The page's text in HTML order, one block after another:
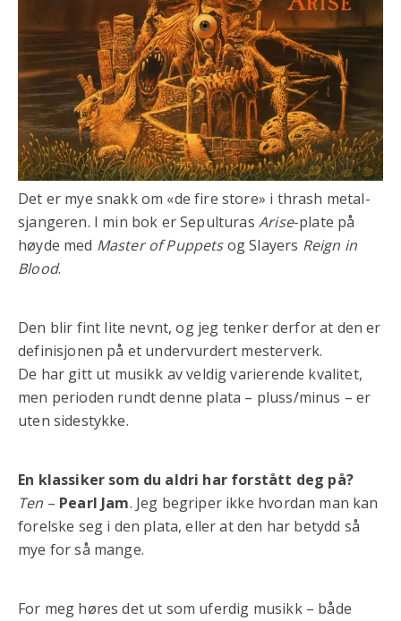
Det er mye snakk om «de fire store» i thrash metal-
sjangeren. I min bok er Sepulturas Arise-plate på
høyde med Master of Puppetsog Slayers Reign in
Blood.
Den blir fint lite nevnt, og jeg tenker derfor at den er
definisjonen på et undervurdert mesterverk.
De har gitt ut musikk av veldig varierende kvalitet,
men perioden rundt denne plata – pluss/minus – er
uten sidestykke.
En klassiker som du aldri har forstått deg på?
Ten – Pearl Jam. Jeg begriper ikke hvordan man kan
forelske seg i den plata, eller at den har betydd så
mye for så mange.
For meg høres det ut som uferdig musikk – både